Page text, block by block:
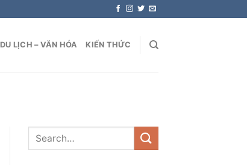
DU LỊCH – VĂN HÓA KIẾN THỨC